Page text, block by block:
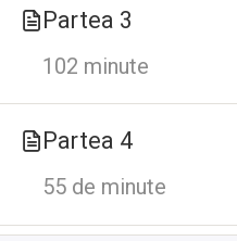
Partea 3
102 minute
Partea 4
55 de minute